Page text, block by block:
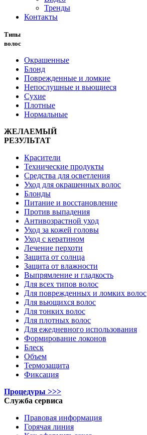
Тренды
Контакты
Типы
волос
Окрашенные
Блонд
Поврежденные и ломкие
Непослушные и вьющиеся
Сухие
Плотные
Нормальные
ЖЕЛАЕМЫЙ
РЕЗУЛЬТАТ
Красители
Технические продукты
Средства для осветления
Уход для окрашенных волос
Блонды
Питание и восстановление
Против выпадения
Антивозрастной уход
Уход за кожей головы
Уход с кератином
Лечение перхоти
Защита от солнца
Защита от влажности
Выпрямление и гладкость
Для всех типов волос
Для поврежденных и ломких волос
Для вьющихся волос
Для тонких волос
Для плотных волос
Для ежедневного использования
Формирование локонов
Блеск
Объем
Термозащита
Фиксация
Процедуры >>>
Служба сервиса
Правовая информация
Горячая линия